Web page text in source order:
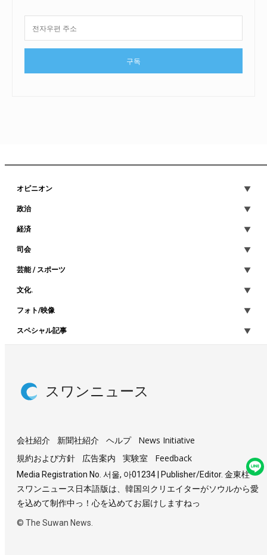
구독
オピニオン
政治
経済
司会
芸能 / スポーツ
文化.
フォト/映像
スペシャル記事
スワンニュース
会社紹介 新聞社紹介 ヘルプ
News Initiative
規約および方針
広告案内 実験室 Feedback
Media Registration No. 서울, 아01234 | Publisher/Editor. 金東柱
スワンニュース日本語版は、韓国의クリエイターがソウルから愛
を込めて制作中っ！心を込めてお届けしますねっ
© The Suwan News.